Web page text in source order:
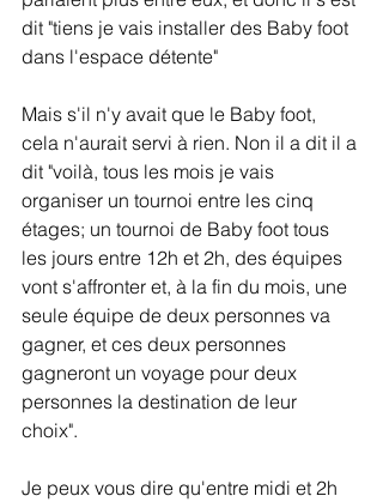
dit "tiens je vais installer des Baby foot
dans l'espace détente"
Mais s'il n'y avait que le Baby foot,
cela n'aurait servi à rien. Non il a dit il a
dit "voilà, tous les mois je vais
organiser un tournoi entre les cinq
étages; un tournoi de Baby foot tous
les jours entre 12h et 2h, des équipes
vont s'affronter et, à la fin du mois, une
seule équipe de deux personnes va
gagner, et ces deux personnes
gagneront un voyage pour deux
personnes la destination de leur
choix".
Je peux vous dire qu'entre midi et 2h